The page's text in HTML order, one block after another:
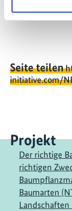
Seite teilen
initiative.com/
Projekt
Der richtige
richtigen
Baumarten
Landschaften